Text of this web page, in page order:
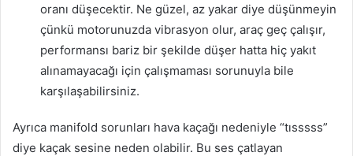
oranı düşecektir. Ne güzel, az yakar diye düşünmeyin
çünkü motorunuzda vibrasyon olur, araç geç çalışır,
performansı bariz bir şekilde düşer hatta hiç yakıt
alınamayacağı için çalışmaması sorunuyla bile
karşılaşabilirsiniz.
Ayrıca manifold sorunları hava kaçağı nedeniyle “tısssss”
diye kaçak sesine neden olabilir. Bu ses çatlayan